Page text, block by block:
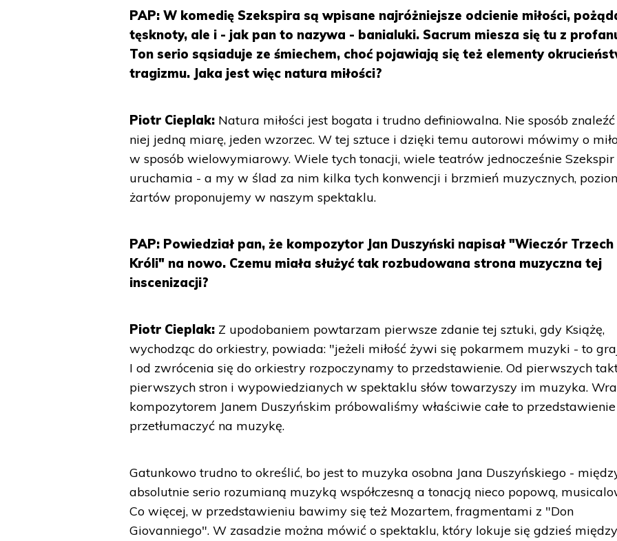
PAP: W komedię Szekspira są wpisane najróżniejsze odcienie miłości,
tęsknoty, ale i - jak pan to nazywa - banialuki. Sacrum miesza się tu z
Ton serio sąsiaduje ze śmiechem, choć pojawiają się też elementy
tragizmu. Jaka jest więc natura miłości?
Piotr Cieplak: Natura miłości jest bogata i trudno definiowalna. Nie sposób
niej jedną miarę, jeden wzorzec. W tej sztuce i dzięki temu autorowi mówimy o
w sposób wielowymiarowy. Wiele tych tonacji, wiele teatrów jednocześnie Szekspir
uruchamia - a my w ślad za nim kilka tych konwencji i brzmień muzycznych,
żartów proponujemy w naszym spektaklu.
PAP: Powiedział pan, że kompozytor Jan Duszyński napisał "Wieczór Trzech
Króli" na nowo. Czemu miała służyć tak rozbudowana strona muzyczna tej
inscenizacji?
Piotr Cieplak: Z upodobaniem powtarzam pierwsze zdanie tej sztuki, gdy Książę,
wychodząc do orkiestry, powiada: "jeżeli miłość żywi się pokarmem muzyki - to
I od zwrócenia się do orkiestry rozpoczynamy to przedstawienie. Od pierwszych
pierwszych stron i wypowiedzianych w spektaklu słów towarzyszy im muzyka.
kompozytorem Janem Duszyńskim próbowaliśmy właściwie całe to przedstawienie
przetłumaczyć na muzykę.
Gatunkowo trudno to określić, bo jest to muzyka osobna Jana Duszyńskiego -
absolutnie serio rozumianą muzyką współczesną a tonacją nieco popową,
Co więcej, w przedstawieniu bawimy się też Mozartem, fragmentami z "Don
Giovanniego". W zasadzie można mówić o spektaklu, który lokuje się gdzieś między